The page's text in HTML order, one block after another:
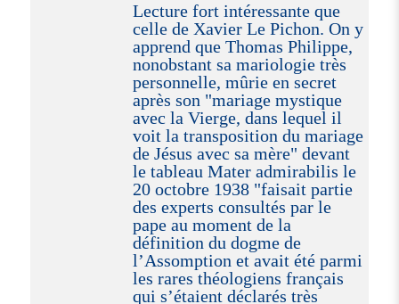
Lecture fort intéressante que
celle de Xavier Le Pichon. On y
apprend que Thomas Philippe,
nonobstant sa mariologie très
personnelle, mûrie en secret
après son "mariage mystique
avec la Vierge, dans lequel il
voit la transposition du mariage
de Jésus avec sa mère" devant
le tableau Mater admirabilis le
20 octobre 1938 "faisait partie
des experts consultés par le
pape au moment de la
définition du dogme de
l’Assomption et avait été parmi
les rares théologiens français
qui s’étaient déclarés très